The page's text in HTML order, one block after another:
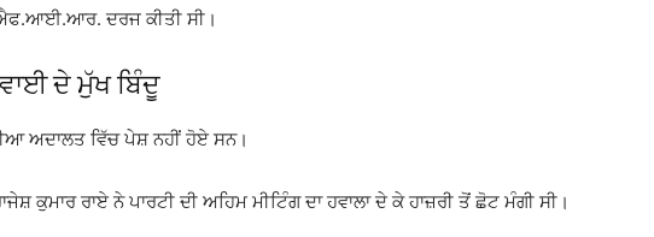
ਦਰਜ ਕੀਤੀ ਸੀ।
ਦੇ ਮੁੱਖ ਬਿੰਦੂ
ਅਦਾਲਤ ਵਿੱਚ ਪੇਸ਼ ਨਹੀਂ ਹੋਏ ਸਨ।
ਕੁਮਾਰ ਰਾਏ ਨੇ ਪਾਰਟੀ ਦੀ ਅਹਿਮ ਮੀਟਿੰਗ ਦਾ ਹਵਾਲਾ ਦੇ ਕੇ ਹਾਜ਼ਰੀ ਤੋਂ ਛੋਟ ਮੰਗੀ ਸੀ।